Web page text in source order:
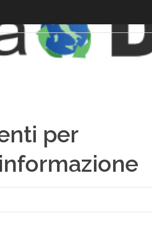
per